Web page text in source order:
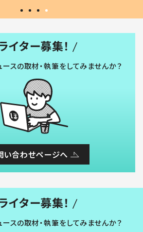
イター募集！
スの取材・執筆をしてみませんか？
い合わせページへ
イター募集！
スの取材・執筆をしてみませんか？